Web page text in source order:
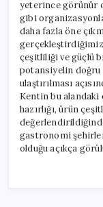
yeterince görünür
gibi
daha fazla öne
çeşitliliği ve güçlü
potansiyelin doğru
ulaştırılması
Kentin bu alandaki
hazırlığı, ürün
gastronomi
olduğu açıkça